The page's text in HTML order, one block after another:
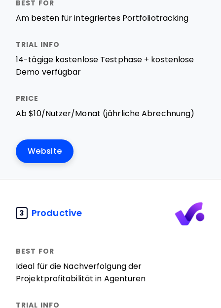
Am besten für integriertes Portfoliotracking
14-tägige kostenlose Testphase + kostenlose
Demo verfügbar
Ab $10/Nutzer/Monat (jährliche Abrechnung)
Website
3 Productive
Ideal für die Nachverfolgung der
Projektprofitabilität in Agenturen